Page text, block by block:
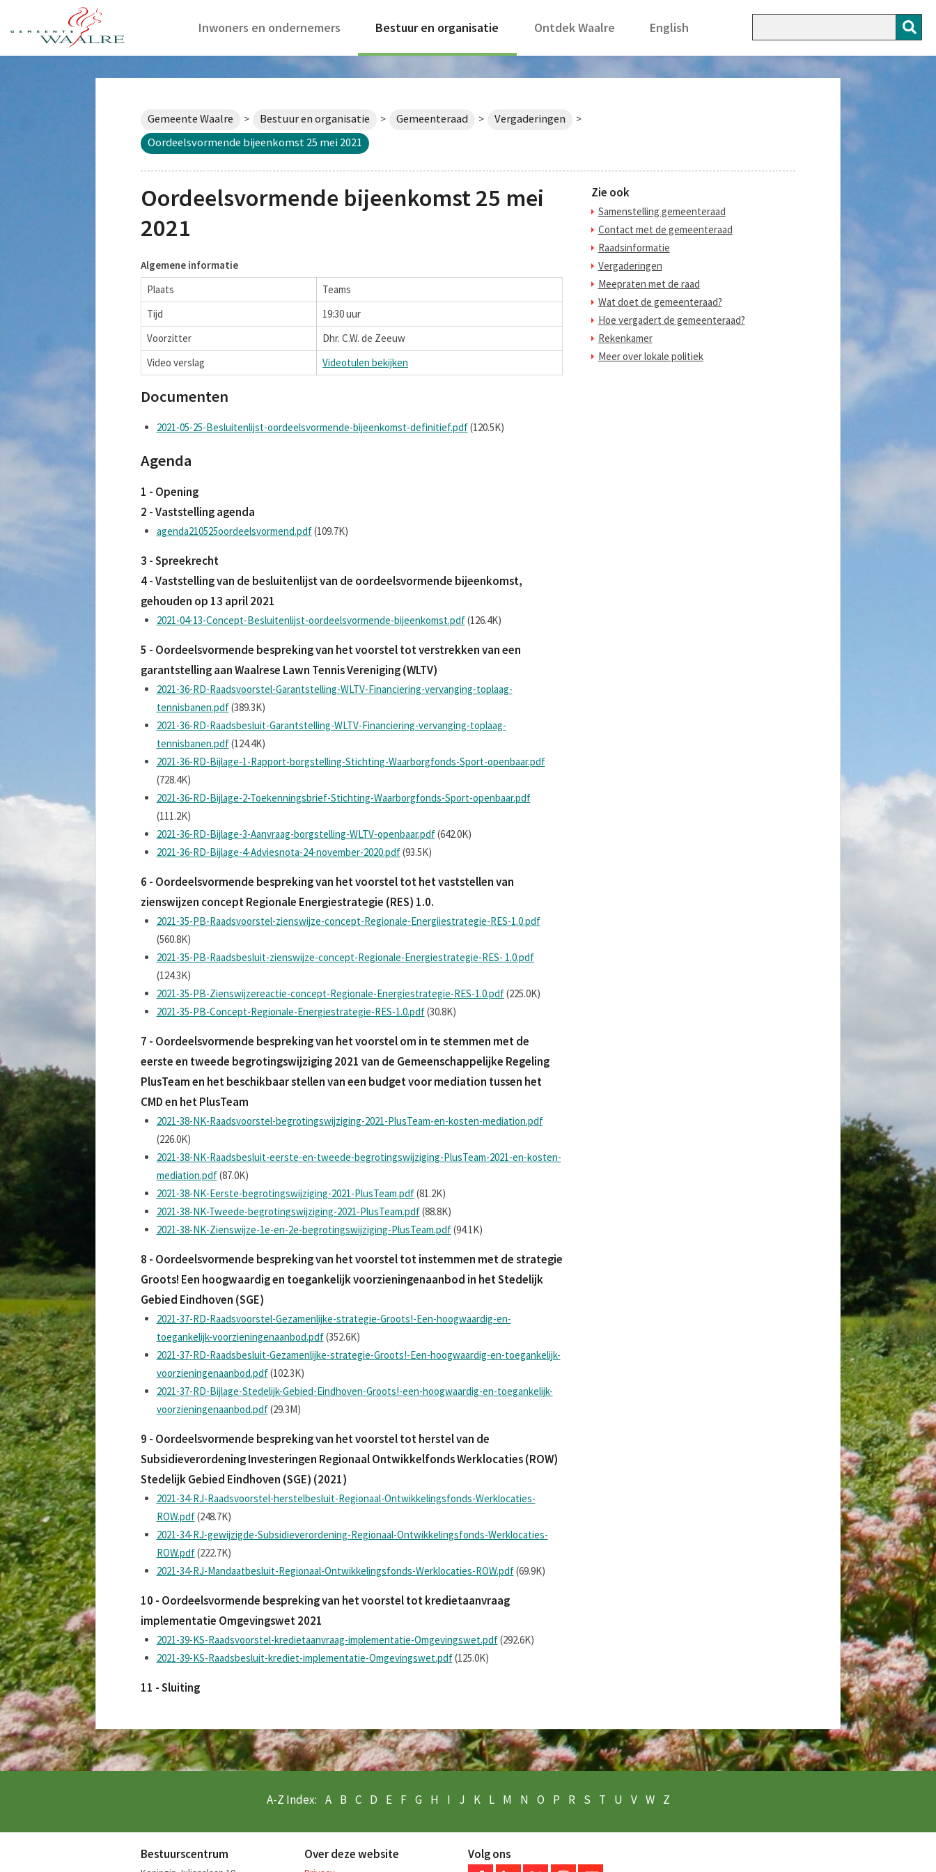
Inwoners en ondernemers Bestuur en organisatie Ontdek Waalre English
Gemeente Waalre > Bestuur en organisatie > Gemeenteraad > Vergaderingen >
Oordeelsvormende bijeenkomst 25 mei 2021
Oordeelsvormende bijeenkomst 25 mei
2021
Algemene informatie
Plaats
Teams
Tijd
19:30 uur
Voorzitter
Dhr. C.W. de Zeeuw
Video verslag
Videotulen bekijken
Documenten
2021-05-25-Besluitenlijst-oordeelsvormende-bijeenkomst-definitief.pdf(120.5K)
Agenda
1 - Opening
2 - Vaststelling agenda
agenda210525oordeelsvormend.pdf(109.7K)
3 - Spreekrecht
4 - Vaststelling van de besluitenlijst van de oordeelsvormende bijeenkomst,
gehouden op 13 april 2021
2021-04-13-Concept-Besluitenlijst-oordeelsvormende-bijeenkomst.pdf(126.4K)
5 - Oordeelsvormende bespreking van het voorstel tot verstrekken van een
garantstelling aan Waalrese Lawn Tennis Vereniging (WLTV)
2021-36-RD-Raadsvoorstel-Garantstelling-WLTV-Financiering-vervanging-toplaag-
tennisbanen.pdf(389.3K)
2021-36-RD-Raadsbesluit-Garantstelling-WLTV-Financiering-vervanging-toplaag-
tennisbanen.pdf(124.4K)
2021-36-RD-Bijlage-1-Rapport-borgstelling-Stichting-Waarborgfonds-Sport-openbaar.pdf
(728.4K)
2021-36-RD-Bijlage-2-Toekenningsbrief-Stichting-Waarborgfonds-Sport-openbaar.pdf
(111.2K)
2021-36-RD-Bijlage-3-Aanvraag-borgstelling-WLTV-openbaar.pdf(642.0K)
2021-36-RD-Bijlage-4-Adviesnota-24-november-2020.pdf(93.5K)
6 - Oordeelsvormende bespreking van het voorstel tot het vaststellen van
zienswijzen concept Regionale Energiestrategie (RES) 1.0.
2021-35-PB-Raadsvoorstel-zienswijze-concept-Regionale-Energiiestrategie-RES-1.0.pdf
(560.8K)
2021-35-PB-Raadsbesluit-zienswijze-concept-Regionale-Energiestrategie-RES- 1.0.pdf
(124.3K)
2021-35-PB-Zienswijzereactie-concept-Regionale-Energiestrategie-RES-1.0.pdf(225.0K)
2021-35-PB-Concept-Regionale-Energiestrategie-RES-1.0.pdf(30.8K)
7 - Oordeelsvormende bespreking van het voorstel om in te stemmen met de
eerste en tweede begrotingswijziging 2021 van de Gemeenschappelijke Regeling
PlusTeam en het beschikbaar stellen van een budget voor mediation tussen het
CMD en het PlusTeam
2021-38-NK-Raadsvoorstel-begrotingswijziging-2021-PlusTeam-en-kosten-mediation.pdf
(226.0K)
2021-38-NK-Raadsbesluit-eerste-en-tweede-begrotingswijziging-PlusTeam-2021-en-kosten-
mediation.pdf(87.0K)
2021-38-NK-Eerste-begrotingswijziging-2021-PlusTeam.pdf(81.2K)
2021-38-NK-Tweede-begrotingswijziging-2021-PlusTeam.pdf(88.8K)
2021-38-NK-Zienswijze-1e-en-2e-begrotingswijziging-PlusTeam.pdf(94.1K)
8 - Oordeelsvormende bespreking van het voorstel tot instemmen met de strategie
Groots! Een hoogwaardig en toegankelijk voorzieningenaanbod in het Stedelijk
Gebied Eindhoven (SGE)
2021-37-RD-Raadsvoorstel-Gezamenlijke-strategie-Groots!-Een-hoogwaardig-en-
toegankelijk-voorzieningenaanbod.pdf(352.6K)
2021-37-RD-Raadsbesluit-Gezamenlijke-strategie-Groots!-Een-hoogwaardig-en-toegankelijk-
voorzieningenaanbod.pdf(102.3K)
2021-37-RD-Bijlage-Stedelijk-Gebied-Eindhoven-Groots!-een-hoogwaardig-en-toegankelijk-
voorzieningenaanbod.pdf(29.3M)
9 - Oordeelsvormende bespreking van het voorstel tot herstel van de
Subsidieverordening Investeringen Regionaal Ontwikkelfonds Werklocaties (ROW)
Stedelijk Gebied Eindhoven (SGE) (2021)
2021-34-RJ-Raadsvoorstel-herstelbesluit-Regionaal-Ontwikkelingsfonds-Werklocaties-
ROW.pdf(248.7K)
2021-34-RJ-gewijzigde-Subsidieverordening-Regionaal-Ontwikkelingsfonds-Werklocaties-
ROW.pdf(222.7K)
2021-34-RJ-Mandaatbesluit-Regionaal-Ontwikkelingsfonds-Werklocaties-ROW.pdf(69.9K)
10 - Oordeelsvormende bespreking van het voorstel tot kredietaanvraag
implementatie Omgevingswet 2021
2021-39-KS-Raadsvoorstel-kredietaanvraag-implementatie-Omgevingswet.pdf(292.6K)
2021-39-KS-Raadsbesluit-krediet-implementatie-Omgevingswet.pdf(125.0K)
11 - Sluiting
Zie ook
Samenstelling gemeenteraad
Contact met de gemeenteraad
Raadsinformatie
Vergaderingen
Meepraten met de raad
Wat doet de gemeenteraad?
Hoe vergadert de gemeenteraad?
Rekenkamer
Meer over lokale politiek
A-Z Index: A B C D E F G H I J K L M N O P R S T U V W Z
Bestuurscentrum Over deze website Volg ons